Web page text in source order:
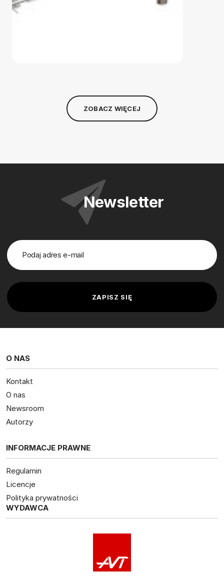
ZOBACZ WIĘCEJ
Newsletter
O NAS
Kontakt
O nas
Newsroom
Autorzy
INFORMACJE PRAWNE
Regulamin
Licencje
Polityka prywatności
WYDAWCA